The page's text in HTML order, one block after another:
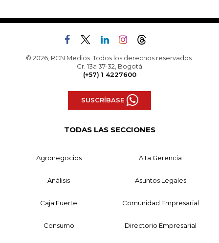
© 2026, RCN Medios. Todos los derechos reservados.
Cr. 13a 37-32, Bogotá
(+57) 1 4227600
SUSCRÍBASE
TODAS LAS SECCIONES
Agronegocios Alta Gerencia
Análisis Asuntos Legales
Caja Fuerte Comunidad Empresarial
Consumo Directorio Empresarial